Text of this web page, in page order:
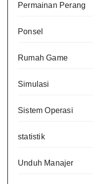
Permainan Perang
Ponsel
Rumah Game
Simulasi
Sistem Operasi
statistik
Unduh Manajer